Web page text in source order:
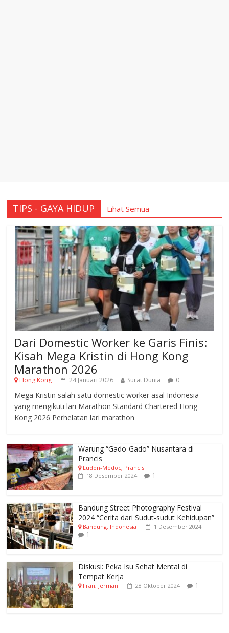
TIPS - GAYA HIDUP Lihat Semua
Dari Domestic Worker ke Garis Finis:
Kisah Mega Kristin di Hong Kong
Marathon 2026
Hong Kong 24 Januari 2026 Surat Dunia 0
Mega Kristin salah satu domestic worker asal Indonesia
yang mengikuti lari Marathon Standard Chartered Hong
Kong 2026 Perhelatan lari marathon
Warung “Gado-Gado” Nusantara di
Prancis
Ludon-Médoc, Prancis
18 Desember 2024
1
Bandung Street Photography Festival
2024 “Cerita dari Sudut-sudut Kehidupan”
Bandung, Indonesia 1 Desember 2024
1
Diskusi: Peka Isu Sehat Mental di
Tempat Kerja
Fran, Jerman 28 Oktober 2024 1